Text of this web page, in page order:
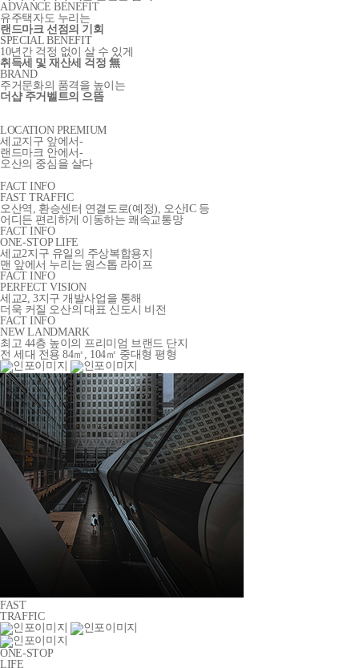
ADVANCE BENEFIT
유주택자도 누리는
랜드마크 선점의 기회
SPECIAL BENEFIT
10년간 걱정 없이 살 수 있게
취득세 및 재산세 걱정 無
BRAND
주거문화의 품격을 높이는
더샵 주거벨트의 으뜸
LOCATION PREMIUM
세교지구 앞에서-
랜드마크 안에서-
오산의 중심을 살다
FACT INFO
FAST TRAFFIC
오산역, 환승센터 연결도로(예정), 오산IC 등
어디든 편리하게 이동하는 쾌속교통망
FACT INFO
ONE-STOP LIFE
세교2지구 유일의 주상복합용지
맨 앞에서 누리는 원스톱 라이프
FACT INFO
PERFECT VISION
세교2, 3지구 개발사업을 통해
더욱 커질 오산의 대표 신도시 비전
FACT INFO
NEW LANDMARK
최고 44층 높이의 프리미엄 브랜드 단지
전 세대 전용 84㎡, 104㎡ 중대형 평형
FAST
TRAFFIC
ONE-STOP
LIFE